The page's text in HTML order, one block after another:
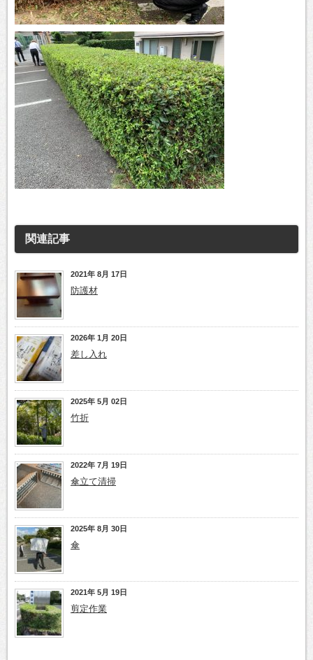
関連記事
2021年 8月 17日
防護材
2026年 1月 20日
差し入れ
2025年 5月 02日
竹折
2022年 7月 19日
傘立て清掃
2025年 8月 30日
傘
2021年 5月 19日
剪定作業